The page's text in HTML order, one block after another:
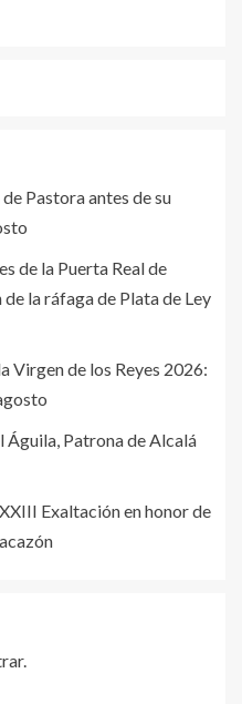
Pastora antes de su
de la Puerta Real de
la ráfaga de Plata de Ley
Virgen de los Reyes 2026:
Águila, Patrona de Alcalá
Exaltación en honor de